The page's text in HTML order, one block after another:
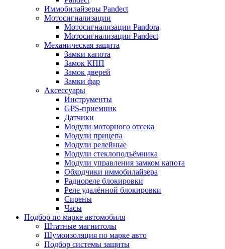
Иммобилайзеры Pandect
Мотосигнализации
Мотосигнализации Pandora
Мотосигнализации Pandect
Механическая защита
Замки капота
Замок КПП
Замок дверей
Замки фар
Аксессуары
Инструменты
GPS-приемник
Датчики
Модули моторного отсека
Модули прицепа
Модули релейные
Модули стеклоподъёмника
Модули управления замком капота
Обходчики иммобилайзера
Радиореле блокировки
Реле удалённой блокировки
Сирены
Часы
Подбор по марке автомобиля
Штатные магнитолы
Шумоизоляция по марке авто
Подбор системы защиты